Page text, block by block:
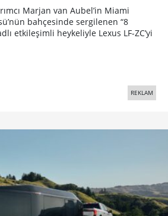
M​​arjan van Aubel’in Miami
bahçesinde sergilenen “8
etkileşimli heykeliyle Lexus LF-ZC’yi
REKLAM